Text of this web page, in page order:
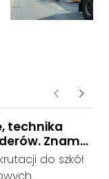
Poprzednie
technika
Znamy
rekrutacji do
do szkół